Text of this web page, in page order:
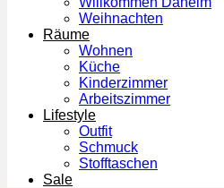
Weihnachten
Räume
Wohnen
Küche
Kinderzimmer
Arbeitszimmer
Lifestyle
Outfit
Schmuck
Stofftaschen
Sale